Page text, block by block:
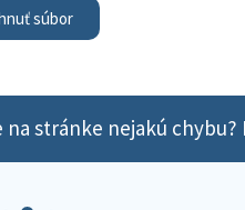
súbor
na stránke nejakú